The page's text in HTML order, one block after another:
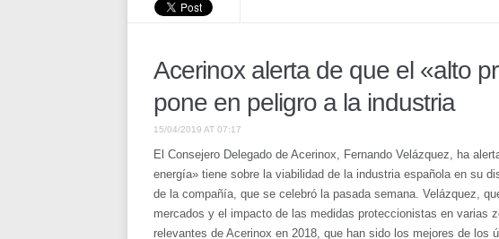
Acerinox alerta de que el «alto
pone en peligro a la industria
15/04/2019 AT 07:17
El Consejero Delegado de Acerinox, Fernando Velázquez, ha
energía» tiene sobre la viabilidad de la industria española en su
de la compañía, que se celebró la pasada semana. Velázquez,
mercados y el impacto de las medidas proteccionistas en varias
relevantes de Acerinox en 2018, que han sido los mejores de los